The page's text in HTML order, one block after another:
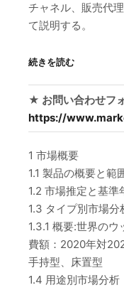
チャネル、販売代
て説明する。
続きを読む
★ お問い合わせフ
https://
1 市場概要
1.1 製品の概要と範
1.2 市場推定と基準
1.3 タイプ別市場分
1.3.1 概要:世界の
費額：2020年対
手持型、床置型
1.4 用途別市場分析